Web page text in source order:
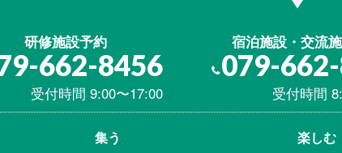
研修施設予約
662-8456
受付時間 9:00〜17:00
宿泊施設・交流
079-
受付時間
集う
楽しむ